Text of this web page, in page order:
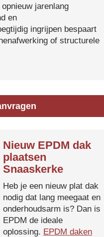
jarenlang
en
ingrijpen bespaart
of structurele
Nieuw EPDM dak
plaatsen
Snaaskerke
Heb je een nieuw plat dak
nodig dat lang meegaat en
onderhoudsarm is? Dan is
EPDM de ideale
oplossing. EPDM daken